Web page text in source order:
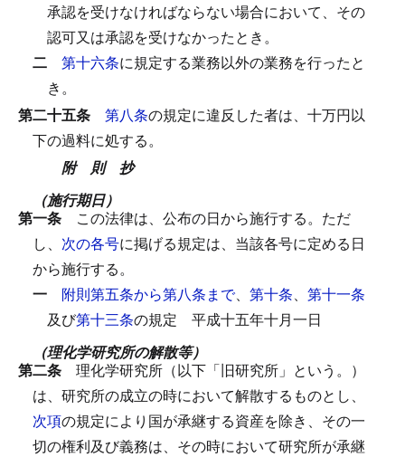
承認を受けなければならない場合において、その
認可又は承認を受けなかったとき。
二 第十六条に規定する業務以外の業務を行ったと
き。
第二十五条 第八条の規定に違反した者は、十万円以
下の過料に処する。
附 則 抄
（施行期日）
第一条 この法律は、公布の日から施行する。 ただ
し、 次の各号に掲げる規定は、当該各号に定める日
から施行する。
一 附則第五条から第八条まで、 第十条、 第十一条
及び第十三条の規定
平成十五年十月一日
（理化学研究所の解散等）
第二条 理化学研究所（以下「旧研究所」という。）
は、研究所の成立の時において解散するものとし、
次項の規定により国が承継する資産を除き、その一
切の権利及び義務は、その時において研究所が承継